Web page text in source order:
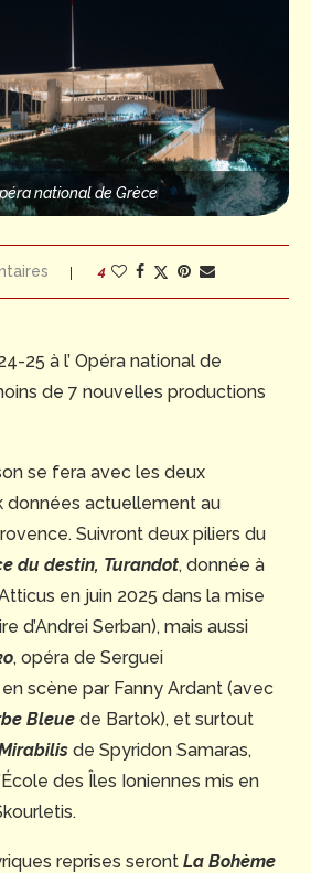
national de Grèce
4
25 à l’ Opéra national de
de 7 nouvelles productions
se fera avec les deux
données actuellement au
Suivront deux piliers du
du destin, Turandot, donnée à
en juin 2025 dans la mise
d’Andrei Serban), mais aussi
, opéra de Serguei
scène par Fanny Ardant (avec
Bleue de Bartok), et surtout
de Spyridon Samaras,
des Îles Ioniennes mis en
reprises seront La Bohème